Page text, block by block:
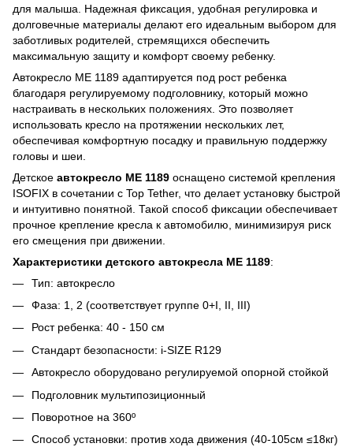
для малыша. Надежная фиксация, удобная регулировка и
долговечные материалы делают его идеальным выбором для
заботливых родителей, стремящихся обеспечить
максимальную защиту и комфорт своему ребенку.
Автокресло ME 1189 адаптируется под рост ребенка
благодаря регулируемому подголовнику, который можно
настраивать в нескольких положениях. Это позволяет
использовать кресло на протяжении нескольких лет,
обеспечивая комфортную посадку и правильную поддержку
головы и шеи.
Детское автокресло ME 1189 оснащено системой крепления
ISOFIX в сочетании с Top Tether, что делает установку быстрой
и интуитивно понятной. Такой способ фиксации обеспечивает
прочное крепление кресла к автомобилю, минимизируя риск
его смещения при движении.
Характеристики детского автокресла ME 1189:
Тип: автокресло
Фаза: 1, 2 (соответствует группе 0+I, II, III)
Рост ребенка: 40 - 150 см
Стандарт безопасности: i-SIZE R129
Автокресло оборудовано регулируемой опорной стойкой
Подголовник мультипозиционный
Поворотное на 360º
Способ установки: против хода движения (40-105см ≤18кг)